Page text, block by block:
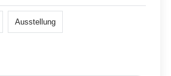
Ausstellung